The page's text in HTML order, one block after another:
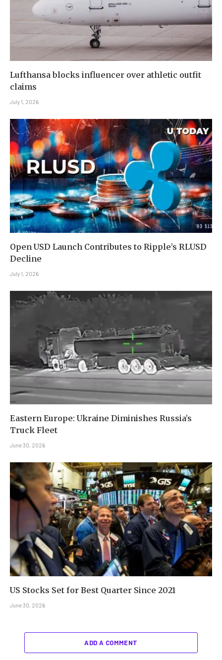
Lufthansa blocks influencer over athletic outfit
claims
July 1, 2026
Open USD Launch Contributes to Ripple’s RLUSD
Decline
July 1, 2026
Eastern Europe: Ukraine Diminishes Russia’s
Truck Fleet
June 30, 2026
US Stocks Set for Best Quarter Since 2021
June 30, 2026
ADD A COMMENT